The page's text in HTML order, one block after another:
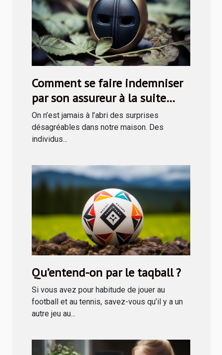
Comment se faire indemniser
par son assureur à la suite
d’une rapine ?
On n’est jamais à l’abri des surprises
désagréables dans notre maison. Des
individus...
Qu’entend-on par le taqball ?
Si vous avez pour habitude de jouer au
football et au tennis, savez-vous qu’il y a un
autre jeu au...